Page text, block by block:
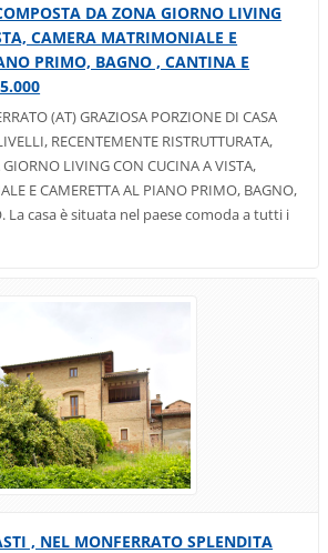
DA ZONA GIORNO LIVING
CAMERA MATRIMONIALE E
PRIMO, BAGNO , CANTINA E
(AT) GRAZIOSA PORZIONE DI CASA
RECENTEMENTE RISTRUTTURATA,
LIVING CON CUCINA A VISTA,
E CAMERETTA AL PIANO PRIMO, BAGNO,
La casa è situata nel paese comoda a tutti i
, NEL MONFERRATO SPLENDITA